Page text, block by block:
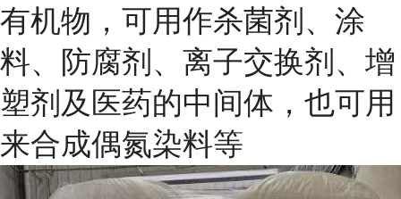
有机物，可用作杀菌剂、涂
料、防腐剂、离子交换剂、增
塑剂及医药的中间体，也可用
来合成偶氮染料等